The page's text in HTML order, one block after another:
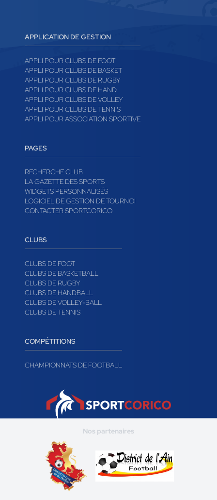
APPLICATION DE GESTION
APPLI POUR CLUBS DE FOOT
APPLI POUR CLUBS DE BASKET
APPLI POUR CLUBS DE RUGBY
APPLI POUR CLUBS DE HAND
APPLI POUR CLUBS DE VOLLEY
APPLI POUR CLUBS DE TENNIS
APPLI POUR ASSOCIATION SPORTIVE
PAGES
RECHERCHE CLUB
LA GAZETTE DES SPORTS
WIDGETS PERSONNALISÉS
LOGICIEL DE GESTION DE TOURNOI
CONTACTER SPORTCORICO
CLUBS
CLUBS DE FOOT
CLUBS DE BASKETBALL
CLUBS DE RUGBY
CLUBS DE HANDBALL
CLUBS DE VOLLEY-BALL
CLUBS DE TENNIS
COMPÉTITIONS
CHAMPIONNATS DE FOOTBALL
Nos partenaires